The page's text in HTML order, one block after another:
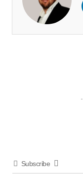
Subscribe